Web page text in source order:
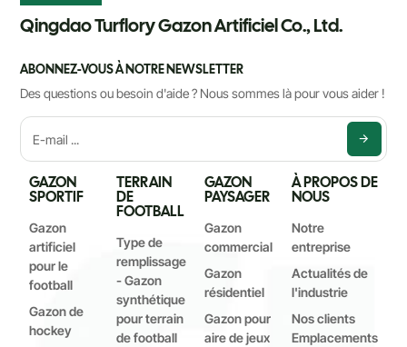
Qingdao Turflory Gazon Artificiel Co., Ltd.
ABONNEZ-VOUS À NOTRE NEWSLETTER
Des questions ou besoin d'aide ? Nous sommes là pour vous aider !
GAZON
SPORTIF
Gazon
artificiel
pour le
football
Gazon de
hockey
TERRAIN
DE
FOOTBALL
Type de
remplissage
- Gazon
synthétique
pour terrain
de football
GAZON
PAYSAGER
Gazon
commercial
Gazon
résidentiel
Gazon pour
aire de jeux
À PROPOS DE
NOUS
Notre
entreprise
Actualités de
l'industrie
Nos clients
Emplacements